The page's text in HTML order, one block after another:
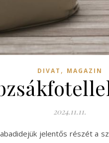
DIVAT , MAGAZIN
2024.11.11.
jelentős részét a